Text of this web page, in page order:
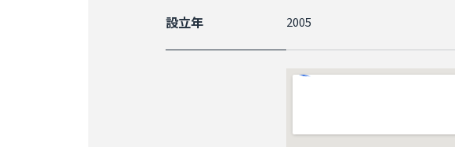
設立年 2005